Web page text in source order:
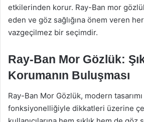
etkilerinden korur. Ray-Ban mor
eden ve göz sağlığına önem veren
vazgeçilmez bir seçimdir.
Ray-Ban Mor Gözlük:
Korumanın Buluşması
Ray-Ban Mor Gözlük, modern
fonksiyonelliğiyle dikkatleri üzerine